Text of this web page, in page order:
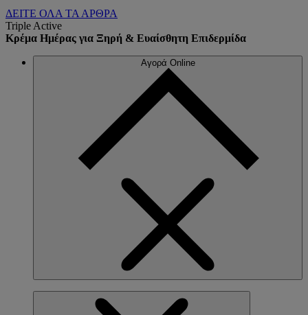
ΔΕΙΤΕ ΟΛΑ ΤΑ ΑΡΘΡΑ
Triple Active
Κρέμα Ημέρας για Ξηρή & Ευαίσθητη Επιδερμίδα
Αγορά Online